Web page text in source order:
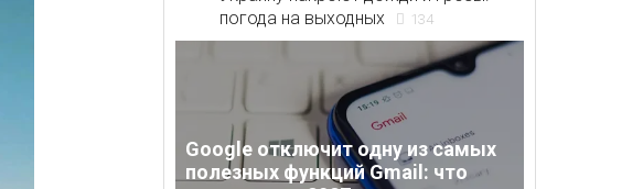
погода на выходных
134
Google отключит одну из самых
полезных функций Gmail: что